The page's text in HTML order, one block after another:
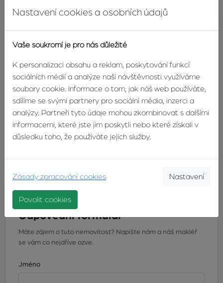
Energetický štítek G - mimořádně nehospodárná
Ing. Tomáš Navrátil
realitní makléř
TELEFON: +420603246680
E-MAIL: navratil@zvonek.cz
DETAIL
KONTAKTUJTE
Odpovědní formulář
Máte zájem o tuto nemovitost? Napište nám a náš makléř
se vám co nejdříve ozve.
Jméno
Nastavení cookies a osobních údajů
Vaše soukromí je pro nás důležité
K personalizaci obsahu a reklam, poskytování funkcí
sociálních médií a analýze naší návštěvnosti využíváme
soubory cookie. Informace o tom, jak náš web používáte,
sdílíme se svými partnery pro sociální média, inzerci a
analýzy. Partneři tyto údaje mohou zkombinovat s dalšími
informacemi, které jste jim poskytli nebo které získali v
důsledku toho, že používáte jejich služby.
Zásady zpracování cookies Nastavení
Povolit cookies